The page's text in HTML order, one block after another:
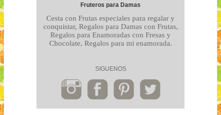
Fruteros para Damas
Cesta con Frutas especiales para regalar y
conquistar, Regalos para Damas con Frutas,
Regalos para Enamoradas con Fresas y
Chocolate, Regalos para mi enamorada.
SIGUENOS